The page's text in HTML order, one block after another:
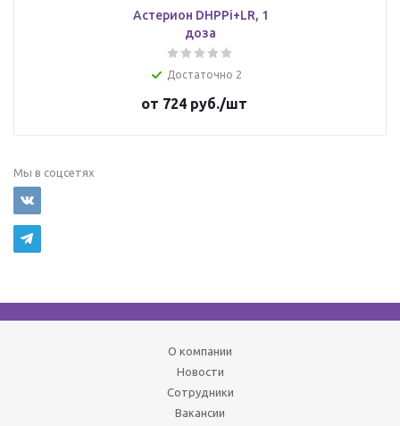
Астерион DHPPi+LR, 1
доза
Достаточно 2
от 724 руб./шт
Мы в соцсетях
О компании
Новости
Сотрудники
Вакансии